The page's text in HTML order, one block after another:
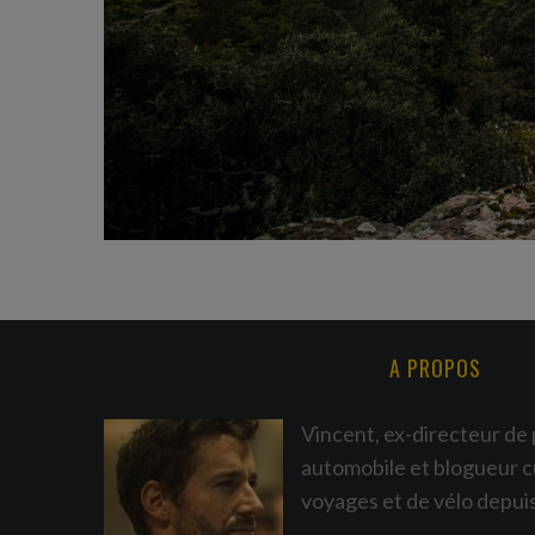
A PROPOS
Vincent, ex-directeur de
automobile et blogueur
voyages et de vélo